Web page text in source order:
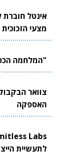
אינטל
מצעי
"המלחמה הכפילה פי 5 את שוק
האספקה
לתעשיית